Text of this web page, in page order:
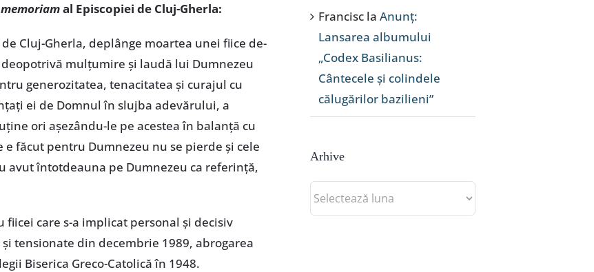
al Episcopiei de Cluj-Gherla:
Cluj-Gherla, deplânge moartea unei fiice de-
mulțumire și laudă lui Dumnezeu
generozitatea, tenacitatea și curajul cu
ei de Domnul în slujba adevărului, a
ori așezându-le pe acestea în balanță cu
făcut pentru Dumnezeu nu se pierde și cele
avut întotdeauna pe Dumnezeu ca referință,
fiicei care s-a implicat personal și decisiv
tensionate din decembrie 1989, abrogarea
Biserica Greco-Catolică în 1948.
Francisc la Anunț:
Lansarea albumului
„Codex Basilianus:
Cântecele și colindele
călugărilor bazilieni”
Arhive
Arhive